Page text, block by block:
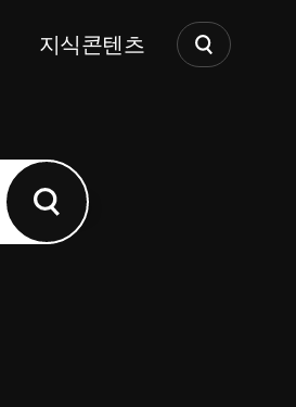
지식콘텐츠